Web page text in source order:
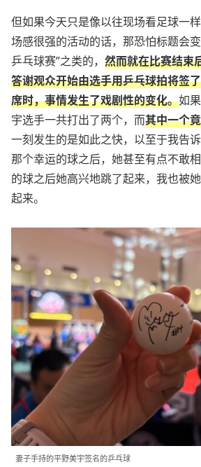
但如果今天只是像以往现场看足球一
场感很强的活动的话，那恐怕标题会
乒乓球赛”之类的， 然而就在比赛结束
答谢观众开始由选手用乒乓球拍将签
席时，事情发生了戏剧性的变化。如
宇选手一共打出了两个，而其中一个
一刻发生的是如此之快，以至于我告
那个幸运的球之后，她甚至有点不敢
的球之后她高兴地跳了起来，我也被
起来。
妻子手持的平野美宇签名的乒乓球